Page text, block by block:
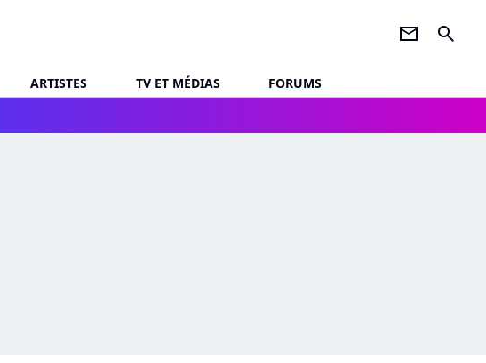
newsletter search
ARTISTES TV ET MÉDIAS
FORUMS